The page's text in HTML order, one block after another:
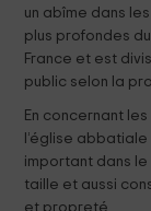
un abîme dans
plus profondes
France et est
public selon la
En concernant
l’église
important dans
taille et aussi